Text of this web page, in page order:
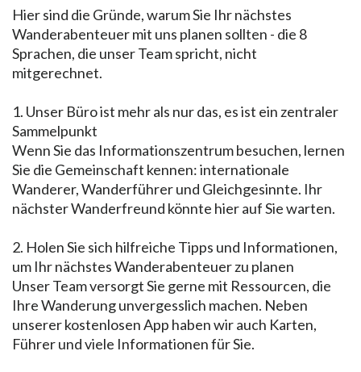
Hier sind die Gründe, warum Sie Ihr nächstes
Wanderabenteuer mit uns planen sollten - die 8
Sprachen, die unser Team spricht, nicht
mitgerechnet.
1. Unser Büro ist mehr als nur das, es ist ein zentraler
Sammelpunkt
Wenn Sie das Informationszentrum besuchen, lernen
Sie die Gemeinschaft kennen: internationale
Wanderer, Wanderführer und Gleichgesinnte. Ihr
nächster Wanderfreund könnte hier auf Sie warten.
2. Holen Sie sich hilfreiche Tipps und Informationen,
um Ihr nächstes Wanderabenteuer zu planen
Unser Team versorgt Sie gerne mit Ressourcen, die
Ihre Wanderung unvergesslich machen. Neben
unserer kostenlosen App haben wir auch Karten,
Führer und viele Informationen für Sie.